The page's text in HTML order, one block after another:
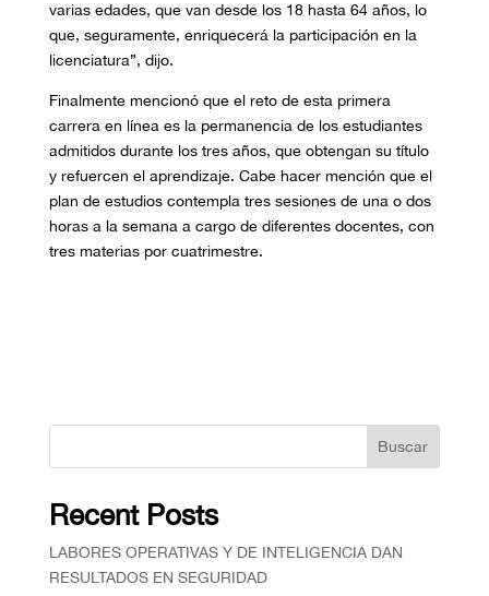
varias edades, que van desde los 18 hasta 64 años, lo
que, seguramente, enriquecerá la participación en la
licenciatura”, dijo.
Finalmente mencionó que el reto de esta primera
carrera en línea es la permanencia de los estudiantes
admitidos durante los tres años, que obtengan su título
y refuercen el aprendizaje. Cabe hacer mención que el
plan de estudios contempla tres sesiones de una o dos
horas a la semana a cargo de diferentes docentes, con
tres materias por cuatrimestre.
Buscar
Recent Posts
⁠LABORES OPERATIVAS Y DE INTELIGENCIA DAN
RESULTADOS EN SEGURIDAD